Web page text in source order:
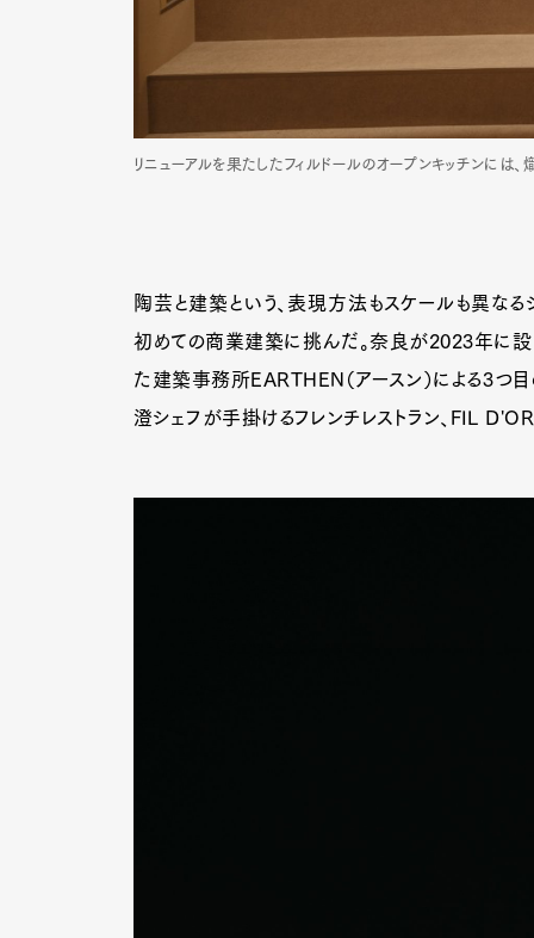
リニューアルを果たしたフィルドールのオープンキッチンに
陶芸と建築という、表現方法もスケールも異な
初めての商業建築に挑んだ。奈良が2023年に
た建築事務所EARTHEN（アースン）による3つ
澄シェフが手掛けるフレンチレストラン、FIL D'OR